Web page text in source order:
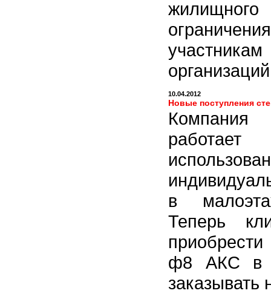
жилищного
10.04.2012
Новые поступления
Компания
в
Теперь
ф8 АКС в
заказывать